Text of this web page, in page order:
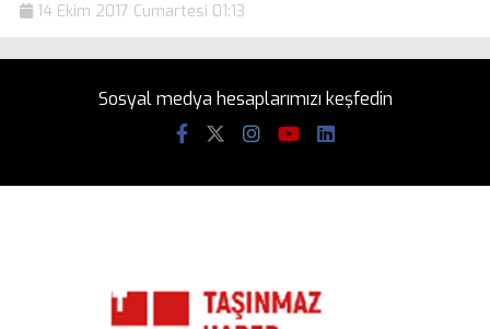
14 Ekim 2017 Cumartesi 01:13
Sosyal medya hesaplarımızı keşfedin